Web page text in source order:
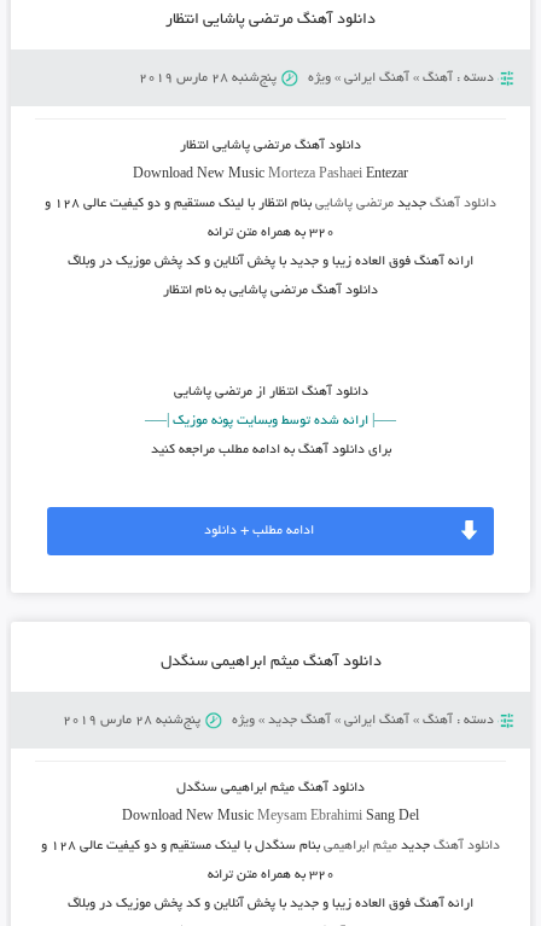
دانلود آهنگ مرتضی پاشایی انتظار
دسته : آهنگ» آهنگ ایرانی» ویژه پنج‌شنبه 28 مارس 2019
دانلود آهنگ مرتضی پاشایی انتظار
Download New MusicMorteza Pashaei Entezar
دانلود آهنگجدید مرتضی پاشایی بنام انتظار
با لینک مستقیم و دو کیفیت عالی ۱۲۸ و
۳۲۰ به همراه متن ترانه
ارائه آهنگ فوق العاده زیبا و جدید با پخش آنلاین و کد پخش موزیک در وبلاگ
دانلود آهنگ مرتضی پاشایی به نام انتظار
دانلود آهنگ انتظار از مرتضی پاشایی
—–| ارائه شده توسط وبسایت پونه موزیک |—–
برای دانلود آهنگ به ادامه مطلب مراجعه کنید
ادامه مطلب + دانلود
دانلود آهنگ میثم ابراهیمی سنگدل
دسته : آهنگ» آهنگ ایرانی» آهنگ جدید» ویژه پنج‌شنبه 28 مارس 2019
دانلود آهنگ میثم ابراهیمی سنگدل
Download New MusicMeysam Ebrahimi Sang Del
دانلود آهنگجدید میثم ابراهیمیبنام سنگدل
با لینک مستقیم و دو کیفیت عالی ۱۲۸ و
۳۲۰ به همراه متن ترانه
ارائه آهنگ فوق العاده زیبا و جدید با پخش آنلاین و کد پخش موزیک در وبلاگ